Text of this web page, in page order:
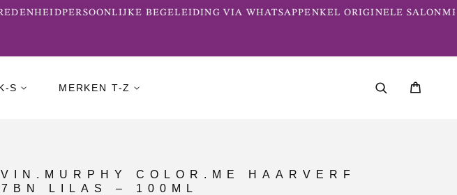
PERSOONLIJKE BEGELEIDING VIA WHATSAPPENKEL ORIGINELE
S MERKEN T-Z
COLOR.ME HAARVERF
LILAS – 100ML